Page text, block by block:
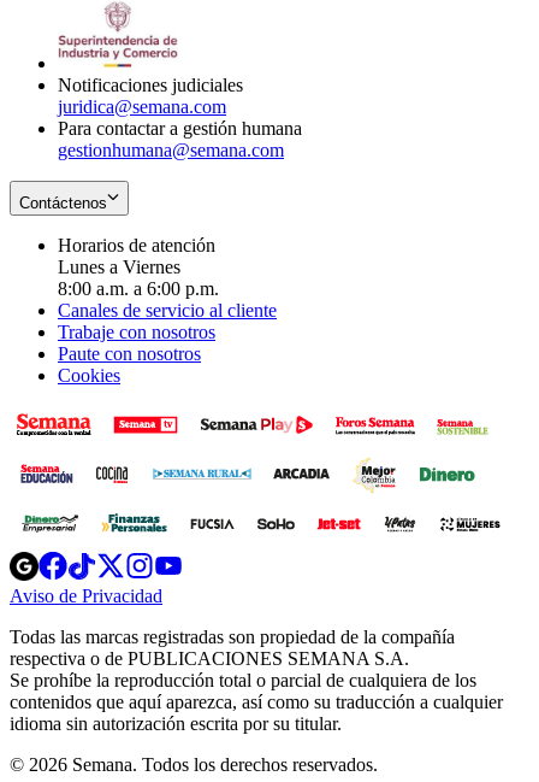
Notificaciones judiciales
juridica@semana.com
Para contactar a gestión humana
gestionhumana@semana.com
Contáctenos
Horarios de atención
Lunes a Viernes
8:00 a.m. a 6:00 p.m.
Canales de servicio al cliente
Trabaje con nosotros
Paute con nosotros
Cookies
Opens
in
new
Opens
in
new
Opens
in
new
window
Opens
new
windowwindow
Aviso de Privacidad
new
window
Todas las marcas registradas son propiedad de la compañía
respectiva o de PUBLICACIONES SEMANA S.A.
Se prohíbe la reproducción total o parcial de cualquiera de los
contenidos que aquí aparezca, así como su traducción a cualquier
idioma sin autorización escrita por su titular.
© 2026 Semana. Todos los derechos reservados.